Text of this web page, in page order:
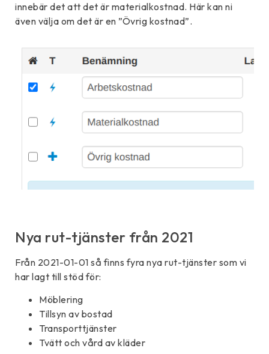
innebär det att det är materialkostnad. Här kan ni
även välja om det är en ”Övrig kostnad”.
Nya rut-tjänster från 2021
Från 2021-01-01 så finns fyra nya rut-tjänster som vi
har lagt till stöd för:
Möblering
Tillsyn av bostad
Transporttjänster
Tvätt och vård av kläder